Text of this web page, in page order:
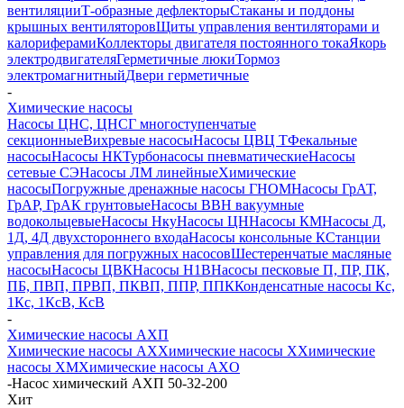
вентиляцииТ-образные дефлекторыСтаканы и поддоны
крышных вентиляторовЩиты управления вентиляторами и
калориферамиКоллекторы двигателя постоянного токаЯкорь
электродвигателяГерметичные люкиТормоз
электромагнитныйДвери герметичные
-
Химические насосы
Насосы ЦНС, ЦНСГ многоступенчатые
секционныеВихревые насосыНасосы ЦВЦ ТФекальные
насосыНасосы НКТурбонасосы пневматическиеНасосы
сетевые СЭНасосы ЛМ линейныеХимические
насосыПогружные дренажные насосы ГНОМНасосы ГрАТ,
ГрАР, ГрАК грунтовыеНасосы ВВН вакуумные
водокольцевыеНасосы НкуНасосы ЦННасосы КМНасосы Д,
1Д, 4Д двухстороннего входаНасосы консольные КСтанции
управления для погружных насосовШестеренчатые масляные
насосыНасосы ЦВКНасосы Н1ВНасосы песковые П, ПР, ПК,
ПБ, ПВП, ПРВП, ПКВП, ППР, ППККонденсатные насосы Кс,
1Кс, 1КсВ, КсВ
-
Химические насосы АХП
Химические насосы AXХимические насосы XХимические
насосы XМХимические насосы AXО
-Насос химический АХП 50-32-200
Хит